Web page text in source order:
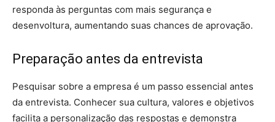
responda às perguntas com mais segurança e
desenvoltura, aumentando suas chances de aprovação.
Preparação antes da entrevista
Pesquisar sobre a empresa é um passo essencial antes
da entrevista. Conhecer sua cultura, valores e objetivos
facilita a personalização das respostas e demonstra